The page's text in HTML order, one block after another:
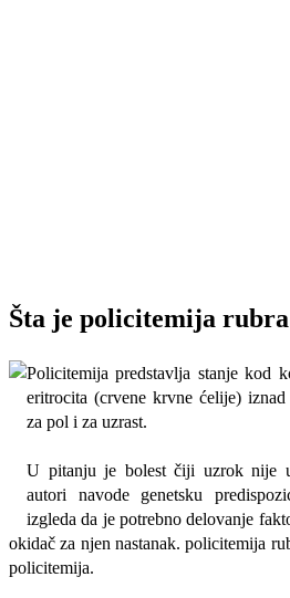
Šta je policitemija
Policitemija predstavlja stanje kod
eritrocita (crvene krvne ćelije)
za pol i za uzrast.
U pitanju je bolest čiji uzrok nije
autori navode genetsku
izgleda da je potrebno delovanje
okidač za njen nastanak. policitemija
policitemija.